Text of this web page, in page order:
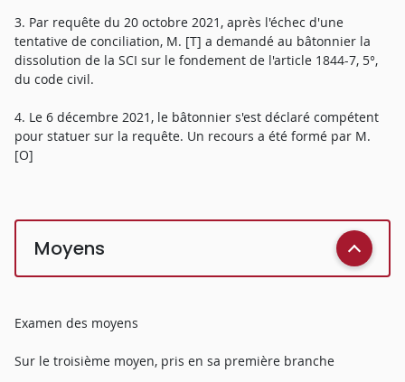
3. Par requête du 20 octobre 2021, après l'échec d'une
tentative de conciliation, M. [T] a demandé au bâtonnier la
dissolution de la SCI sur le fondement de l'article 1844-7, 5°,
du code civil.
4. Le 6 décembre 2021, le bâtonnier s'est déclaré compétent
pour statuer sur la requête. Un recours a été formé par M.
[O]
Moyens
Examen des moyens
Sur le troisième moyen, pris en sa première branche